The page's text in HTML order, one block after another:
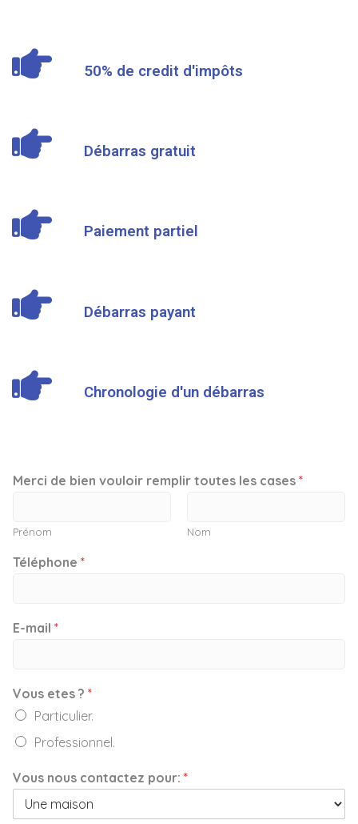
50% de credit d'impôts
Débarras gratuit
Paiement partiel
Débarras payant
Chronologie d'un débarras
Merci de bien vouloir remplir toutes les cases *
Prénom Nom
Téléphone *
E-mail *
Vous etes ? *
Particulier.
Professionnel.
Vous nous contactez pour: *